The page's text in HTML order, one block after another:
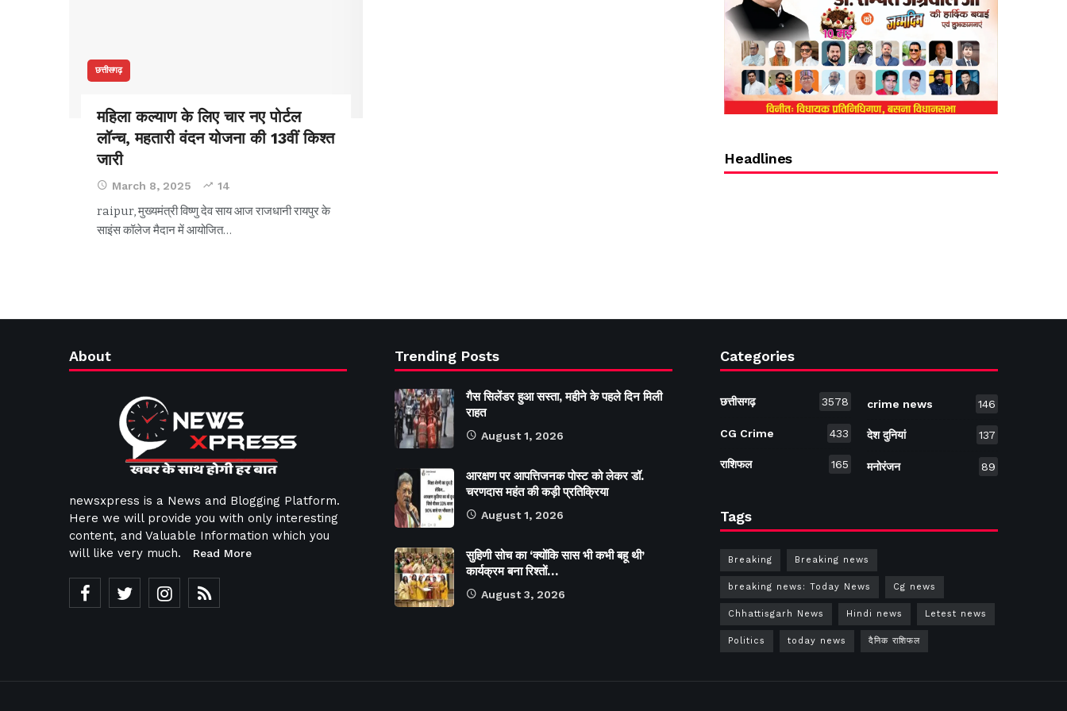
छत्तीसगढ़
महिला कल्याण के लिए चार नए पोर्टल
लॉन्च, महतारी वंदन योजना की 13वीं किश्त
जारी
March 8, 2025 14
raipur, मुख्यमंत्री विष्णु देव साय आज राजधानी रायपुर के
साइंस कॉलेज मैदान में आयोजित…
Headlines
About
newsxpress is a News and Blogging Platform.
Here we will provide you with only interesting
content, and Valuable Information which you
will like very much.
Read More
Trending Posts
गैस सिलेंडर हुआ सस्ता, महीने के पहले दिन मिली
राहत
August 1, 2026
आरक्षण पर आपत्तिजनक पोस्ट को लेकर डॉ.
चरणदास महंत की कड़ी प्रतिक्रिया
August 1, 2026
सुहिणी सोच का ‘क्योंकि सास भी कभी बहू थी’
कार्यक्रम बना रिश्तों…
August 3, 2026
Categories
छत्तीसगढ़ 3578
CG Crime 433
राशिफल 165
crime news 146
देश दुनियां 137
मनोरंजन 89
Tags
Breaking Breaking news
breaking news: Today News Cg news
Chhattisgarh News Hindi news Letest news
Politics today news दैनिक राशिफल